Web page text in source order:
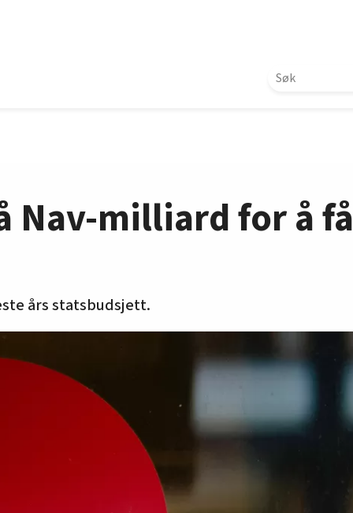
Nav-milliard for å få
års statsbudsjett.